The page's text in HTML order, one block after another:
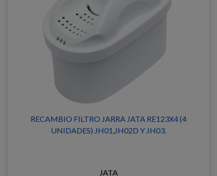
RECAMBIO FILTRO JARRA JATA RE123X4 (4
UNIDADES) JH01,JH02D Y JH03.
JATA